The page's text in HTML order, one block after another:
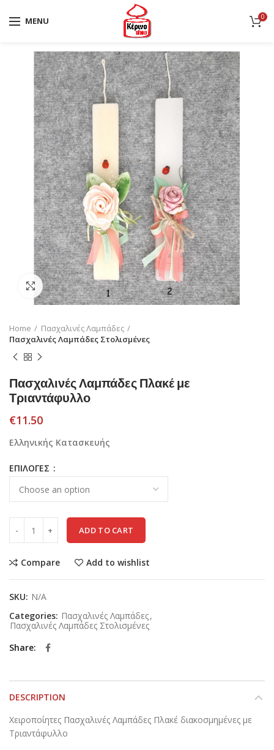
MENU 0
Click to enlarge
Home
Πασχαλινές Λαμπάδες
Πασχαλινές Λαμπάδες Στολισμένες
Πασχαλινές Λαμπάδες Πλακέ με
Τριαντάφυλλο
€11.50
Ελληνικής Κατασκευής
ΕΠΙΛΟΓΕΣ
ADD TO CART
Compare Add to wishlist
SKU: N/A
Categories: Πασχαλινές Λαμπάδες,
Πασχαλινές Λαμπάδες Στολισμένες
Share
DESCRIPTION
Χειροποίητες Πασχαλινές Λαμπάδες Πλακέ διακοσμημένες με
Τριαντάφυλλο